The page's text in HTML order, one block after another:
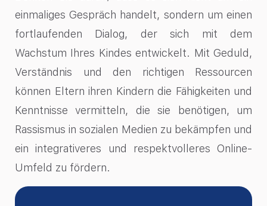
einmaliges Gespräch handelt, sondern um einen
fortlaufenden Dialog, der sich mit dem
Wachstum Ihres Kindes entwickelt. Mit Geduld,
Verständnis und den richtigen Ressourcen
können Eltern ihren Kindern die Fähigkeiten und
Kenntnisse vermitteln, die sie benötigen, um
Rassismus in sozialen Medien zu bekämpfen und
ein integrativeres und respektvolleres Online-
Umfeld zu fördern.